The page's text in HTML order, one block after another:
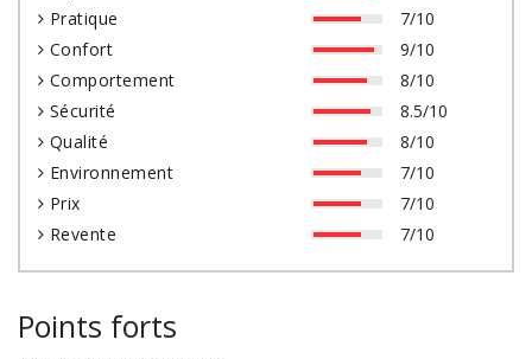
Pratique
7/10
Confort
9/10
Comportement
8/10
Sécurité
8.5/10
Qualité
8/10
Environnement
7/10
Prix
7/10
Revente
7/10
Points forts